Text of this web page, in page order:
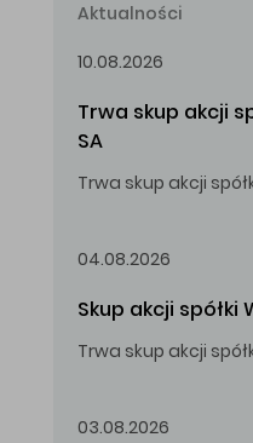
Aktualności
10.08.2026
Trwa skup akcji
SA
04.08.2026
Skup akcji spółki
03.08.2026